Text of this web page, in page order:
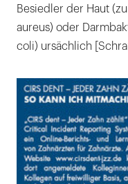
Besiedler der Haut
aureus) oder
coli) ursächlich